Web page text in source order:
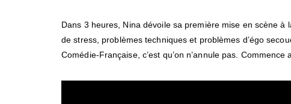
Dans 3 heures, Nina dévoile sa première mise en scène
de stress, problèmes techniques et problèmes d’égo
Comédie-Française, c’est qu’on n’annule pas.